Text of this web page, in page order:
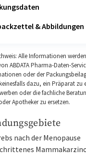
& Abbildungen
Alle Informationen
ABDATA Pharma-Daten-
oder der
dazu, ein Präparat zu
oder die fachliche
Apotheker zu ersetzen.
nach der Menopause